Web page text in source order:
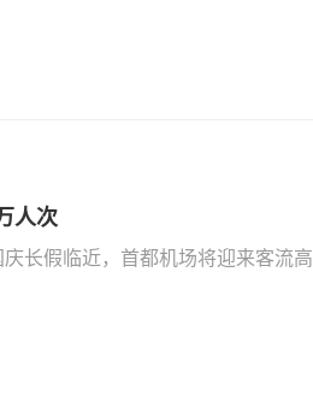
人次
长假临近，首都机场将迎来客流高